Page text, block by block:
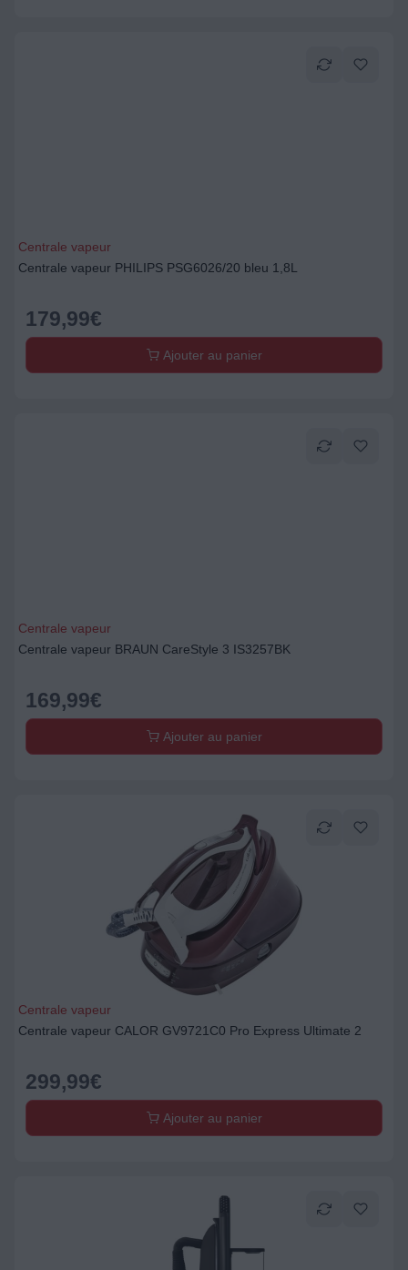
Centrale vapeur
Centrale vapeur PHILIPS PSG6026/20 bleu 1,8L
179,99€
Ajouter au panier
Centrale vapeur
Centrale vapeur BRAUN CareStyle 3 IS3257BK
169,99€
Ajouter au panier
Centrale vapeur
Centrale vapeur CALOR GV9721C0 Pro Express Ultimate 2
299,99€
Ajouter au panier